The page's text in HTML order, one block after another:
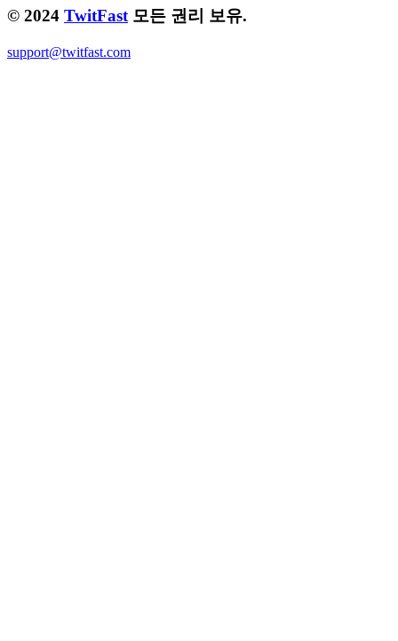
© 2024 TwitFast 모든 권리 보유.
support@twitfast.com